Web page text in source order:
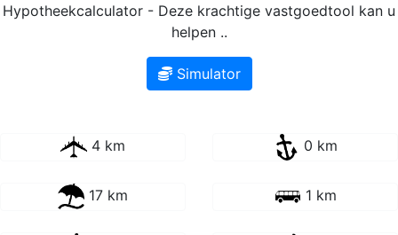
Hypotheekcalculator - Deze krachtige vastgoedtool kan u
helpen ..
Simulator
4 km 0 km
17 km 1 km